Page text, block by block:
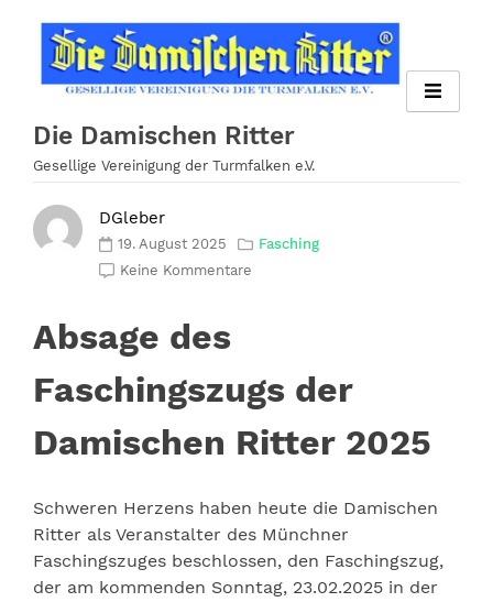
Inhalt
springen
Die Damischen Ritter
Gesellige Vereinigung der Turmfalken e.V.
DGleber
19. August 2025
Fasching
Keine Kommentare
Absage des
Faschingszugs der
Damischen Ritter 2025
Schweren Herzens haben heute die Damischen
Ritter als Veranstalter des Münchner
Faschingszuges beschlossen, den Faschingszug,
der am kommenden Sonntag, 23.02.2025 in der